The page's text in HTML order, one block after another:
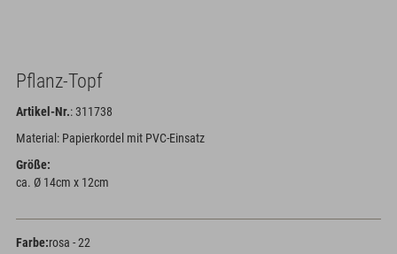
Pflanz-Topf
Artikel-Nr.: 311738
Material: Papierkordel mit PVC-Einsatz
Größe:
ca. Ø 14cm x 12cm
Farbe:rosa - 22